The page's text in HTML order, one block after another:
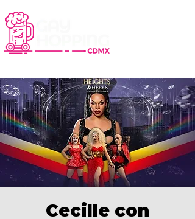
Cecille con